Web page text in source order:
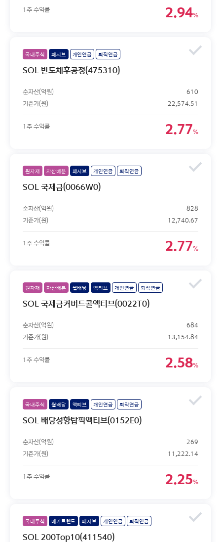
1주 수익률 2.94%
국내주식 패시브 개인연금 퇴직연금
SOL 반도체후공정(475310)
순자산(억원)
610
기준가(원)
22,574.51
1주 수익률 2.77%
원자재 자산배분 패시브 개인연금 퇴직연금
SOL 국제금(0066W0)
순자산(억원)
828
기준가(원)
12,740.67
1주 수익률 2.77%
원자재 자산배분 월배당 액티브 개인연금 퇴직연금
SOL 국제금커버드콜액티브(0022T0)
순자산(억원)
684
기준가(원)
13,154.84
1주 수익률 2.58%
국내주식 월배당 액티브 개인연금 퇴직연금
SOL 배당성향탑픽액티브(0152E0)
순자산(억원)
269
기준가(원)
11,222.14
1주 수익률 2.25%
국내주식 메가트렌드 패시브 개인연금 퇴직연금
SOL 200Top10(411540)